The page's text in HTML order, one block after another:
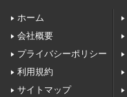
ホーム
会社概要
プライバシーポリシー
利用規約
サイトマップ